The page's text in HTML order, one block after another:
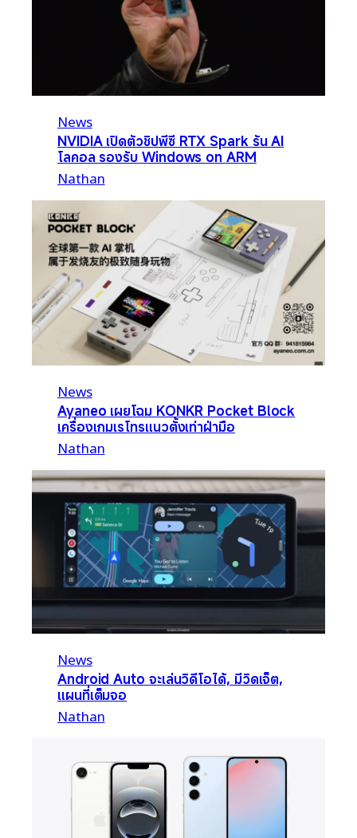
News
NVIDIA เปิดตัวชิปพีซี RTX Spark รัน AI
โลคอล รองรับ Windows on ARM
Nathan
News
Ayaneo เผยโฉม KONKR Pocket Block
เครื่องเกมเรโทรแนวตั้งเท่าฝ่ามือ
Nathan
News
Android Auto จะเล่นวิดีโอได้, มีวิดเจ็ต,
แผนที่เต็มจอ
Nathan